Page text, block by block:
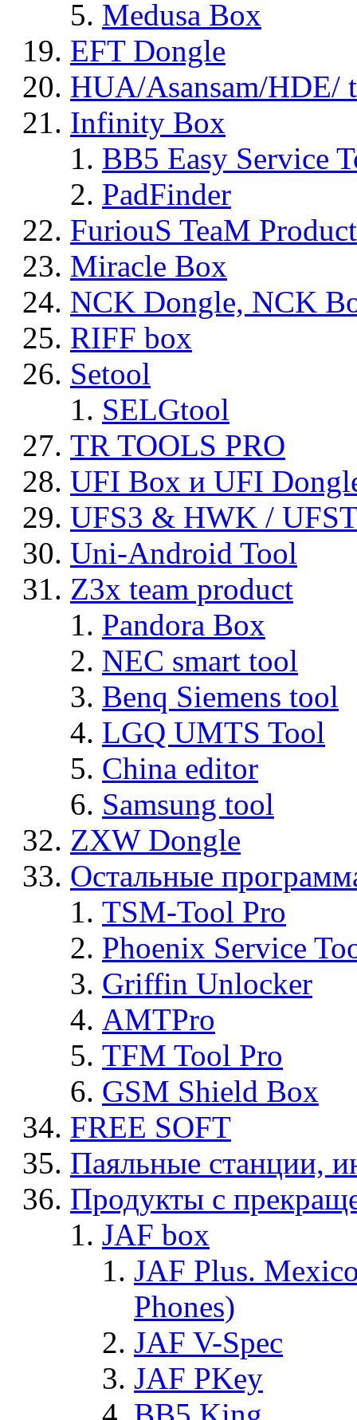
Medusa Box
EFT Dongle
HUA/Asansam/HDE/
Infinity Box
BB5 Easy Service
PadFinder
FuriouS TeaM
Miracle Box
NCK Dongle, NCK
RIFF box
Setool
SELGtool
TR TOOLS PRO
UFI Box и UFI
UFS3 & HWK /
Uni-Android Tool
Z3x team product
Pandora Box
NEC smart tool
Benq Siemens tool
LGQ UMTS Tool
China editor
Samsung tool
ZXW Dongle
Остальные
TSM-Tool Pro
Phoenix Service
Griffin Unlocker
AMTPro
TFM Tool Pro
GSM Shield Box
FREE SOFT
Паяльные станции,
Продукты с
JAF box
JAF Plus.
Phones)
JAF V-Spec
JAF PKey